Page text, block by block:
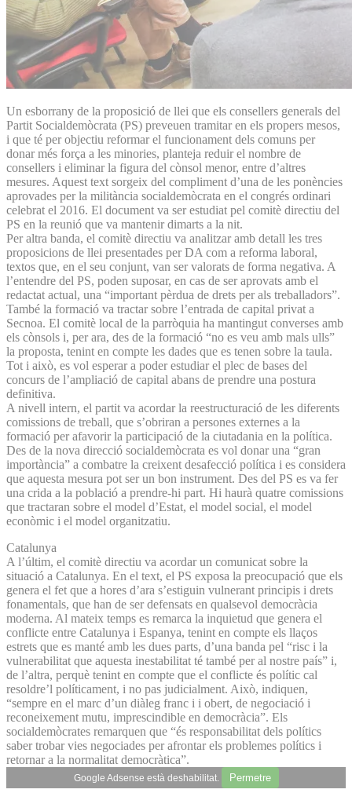
Un esborrany de la proposició de llei que els consellers generals del
Partit Socialdemòcrata (PS) preveuen tramitar en els propers mesos,
i que té per objectiu reformar el funcionament dels comuns per
donar més força a les minories, planteja reduir el nombre de
consellers i eliminar la figura del cònsol menor, entre d’altres
mesures. Aquest text sorgeix del compliment d’una de les ponències
aprovades per la militància socialdemòcrata en el congrés ordinari
celebrat el 2016. El document va ser estudiat pel comitè directiu del
PS en la reunió que va mantenir dimarts a la nit.
Per altra banda, el comitè directiu va analitzar amb detall les tres
proposicions de llei presentades per DA com a reforma laboral,
textos que, en el seu conjunt, van ser valorats de forma negativa. A
l’entendre del PS, poden suposar, en cas de ser aprovats amb el
redactat actual, una “important pèrdua de drets per als treballadors”.
També la formació va tractar sobre l’entrada de capital privat a
Secnoa. El comitè local de la parròquia ha mantingut converses amb
els cònsols i, per ara, des de la formació “no es veu amb mals ulls”
la proposta, tenint en compte les dades que es tenen sobre la taula.
Tot i això, es vol esperar a poder estudiar el plec de bases del
concurs de l’ampliació de capital abans de prendre una postura
definitiva.
A nivell intern, el partit va acordar la reestructuració de les diferents
comissions de treball, que s’obriran a persones externes a la
formació per afavorir la participació de la ciutadania en la política.
Des de la nova direcció socialdemòcrata es vol donar una “gran
importància” a combatre la creixent desafecció política i es considera
que aquesta mesura pot ser un bon instrument. Des del PS es va fer
una crida a la població a prendre-hi part. Hi haurà quatre comissions
que tractaran sobre el model d’Estat, el model social, el model
econòmic i el model organitzatiu.
Catalunya
A l’últim, el comitè directiu va acordar un comunicat sobre la
situació a Catalunya. En el text, el PS exposa la preocupació que els
genera el fet que a hores d’ara s’estiguin vulnerant principis i drets
fonamentals, que han de ser defensats en qualsevol democràcia
moderna. Al mateix temps es remarca la inquietud que genera el
conflicte entre Catalunya i Espanya, tenint en compte els llaços
estrets que es manté amb les dues parts, d’una banda pel “risc i la
vulnerabilitat que aquesta inestabilitat té també per al nostre país” i,
de l’altra, perquè tenint en compte que el conflicte és polític cal
resoldre’l políticament, i no pas judicialment. Això, indiquen,
“sempre en el marc d’un diàleg franc i i obert, de negociació i
reconeixement mutu, imprescindible en democràcia”. Els
socialdemòcrates remarquen que “és responsabilitat dels polítics
saber trobar vies negociades per afrontar els problemes polítics i
retornar a la normalitat democràtica”.
Google Adsense està deshabilitat. Permetre